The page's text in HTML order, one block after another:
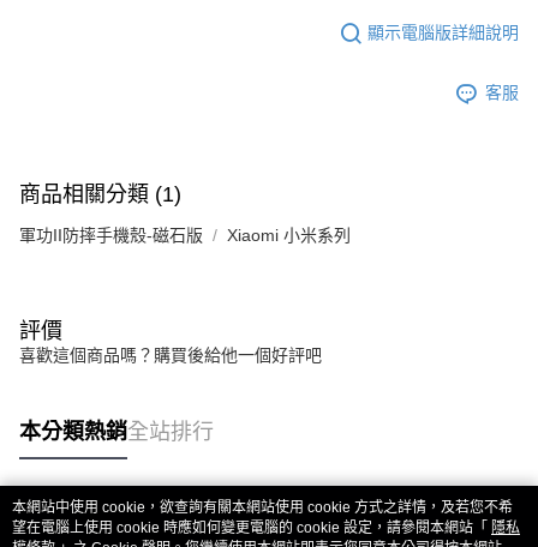
顯示電腦版詳細說明
客服
商品相關分類 (1)
軍功II防摔手機殼-磁石版 Xiaomi 小米系列
評價
喜歡這個商品嗎？購買後給他一個好評吧
本分類熱銷全站排行
熱門標籤
本網站中使用 cookie，欲查詢有關本網站使用 cookie 方式之詳情，及若您不希
望在電腦上使用 cookie 時應如何變更電腦的 cookie 設定，請參閱本網站「 隱私